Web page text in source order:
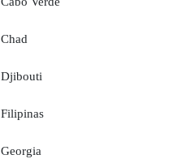
Chad
Djibouti
Filipinas
Georgia